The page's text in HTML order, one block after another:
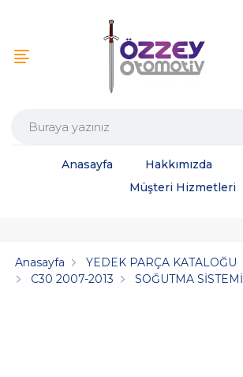
Anasayfa Hakkımızda
Müşteri Hizmetleri
Anasayfa
YEDEK PARÇA KATALOĞU
C30 2007-2013
SOĞUTMA SİSTEMİ